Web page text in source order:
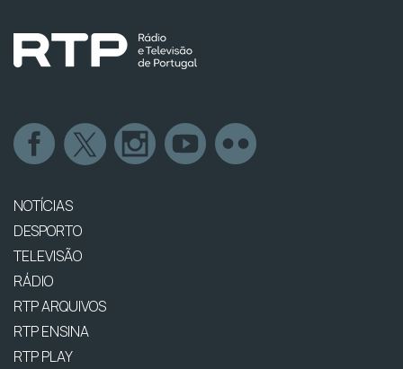
NOTÍCIAS
DESPORTO
TELEVISÃO
RÁDIO
RTP ARQUIVOS
RTP ENSINA
RTP PLAY